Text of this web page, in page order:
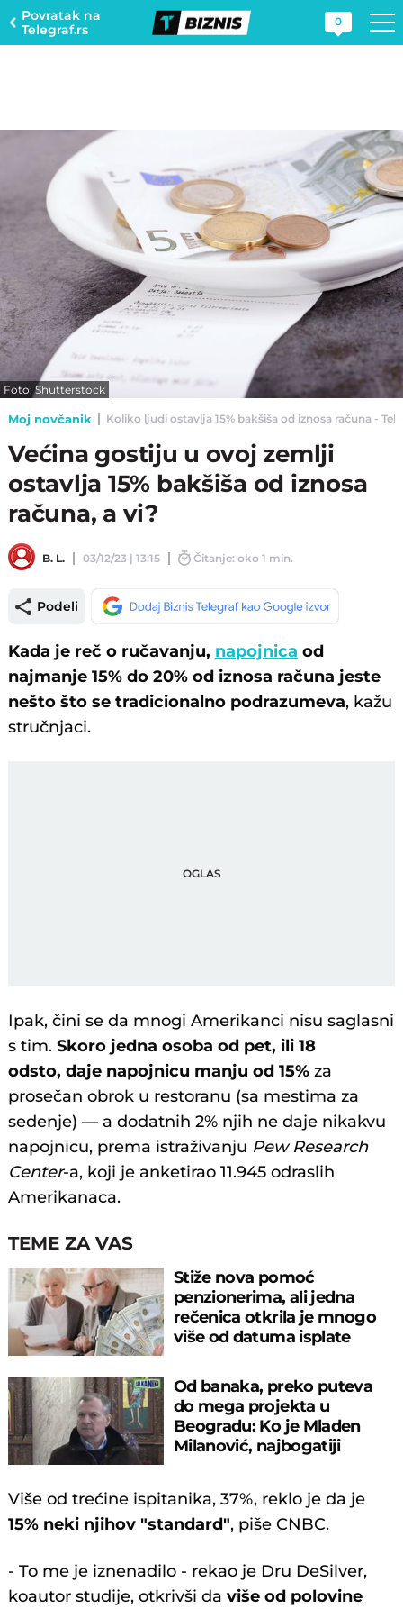
Povratak na
Telegraf.rs
0
Foto: Shutterstock
Moj novčanik Koliko ljudi ostavlja 15% bakšiša od iznosa računa -
Većina gostiju u ovoj zemlji
ostavlja 15% bakšiša od iznosa
računa, a vi?
B. L. 03/12/23 | 13:15 Čitanje: oko 1 min.
Podeli
Kada je reč o ručavanju, napojnica od
najmanje 15% do 20% od iznosa računa jeste
nešto što se tradicionalno podrazumeva, kažu
stručnjaci.
Ipak, čini se da mnogi Amerikanci nisu saglasni
s tim.Skoro jedna osoba od pet, ili 18
odsto, daje napojnicu manju od 15% za
prosečan obrok u restoranu (sa mestima za
sedenje) — a dodatnih 2% njih ne daje nikakvu
napojnicu, prema istraživanju Pew Research
Center-a, koji je anketirao 11.945 odraslih
Amerikanaca.
TEME ZA VAS
Stiže nova pomoć
penzionerima, ali jedna
rečenica otkrila je mnogo
više od datuma isplate
Od banaka, preko puteva
do mega projekta u
Beogradu: Ko je Mladen
Milanović, najbogatiji
Više od trećine ispitanika, 37%, reklo je da je
15% neki njihov "standard", piše CNBC.
- To me je iznenadilo - rekao je Dru DeSilver,
koautor studije, otkrivši daviše od polovine